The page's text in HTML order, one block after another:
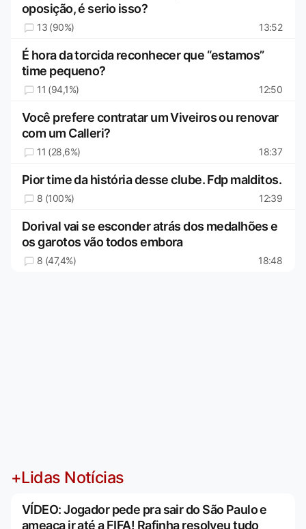
oposição, é serio isso?
13 (90%) 13:52
É hora da torcida reconhecer que “estamos”
time pequeno?
11 (94,1%) 12:50
Você prefere contratar um Viveiros ou renovar
com um Calleri?
11 (28,6%) 18:37
Pior time da história desse clube. Fdp malditos.
8 (100%) 12:39
Dorival vai se esconder atrás dos medalhões e
os garotos vão todos embora
8 (47,4%) 18:48
+Lidas Notícias
VÍDEO: Jogador pede pra sair do São Paulo e
ameaça ir até a FIFA! Rafinha resolveu tudo